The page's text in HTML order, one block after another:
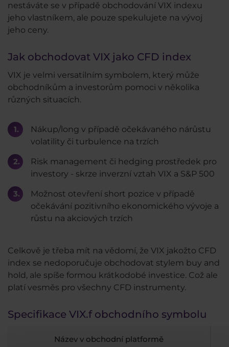
nestáváte se v případě obchodování VIX indexu
jeho vlastníkem, ale pouze spekulujete na vývoj
jeho ceny.
Jak obchodovat VIX jako CFD index
VIX je velmi versatilním symbolem, který může
obchodníkům a investorům pomoci v několika
různých situacích.
Nákup/long v případě očekávaného nárůstu
volatility či turbulence na trzích
Risk management či hedging prostředek pro
investory - skrze inverzní vztah VIX a S&P 500
Možnost otevření short pozice v případě
očekávání pozitivního ekonomického vývoje a
růstu na akciových trzích
Celkově je třeba mít na vědomí, že VIX jakožto CFD
index se nedoporučuje obchodovat stylem buy and
hold, ale spíše formou krátkodobé investice. Což ale
platí vesměs pro všechny CFD instrumenty.
Specifikace VIX.f obchodního symbolu
Název v obchodní platformě